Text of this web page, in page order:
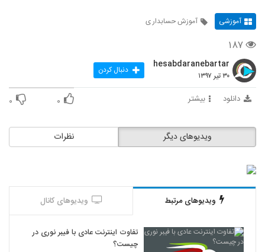
آموزشی آموزش حسابدار ی
۱۸۷
hesabdaranebartar
۳۰ تیر ۱۳۹۷ دنبال کردن
دانلود بیشتر ۰ ۰
نظرات ویدیوهای دیگر
ویدیوهای مرتبط ویدیوهای کانال
تفاوت اینترنت عادی با فیبر نوری در
چیست؟